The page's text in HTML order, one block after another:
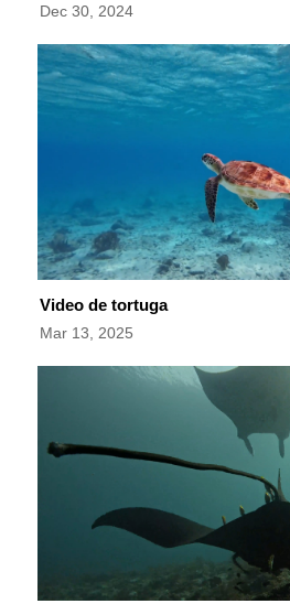
Dec 30, 2024
Video de tortuga
Mar 13, 2025